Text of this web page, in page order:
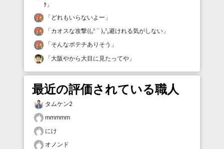
ｸ 」
「 どれもいらないよー 」
「カオスな攻撃((꜆꜄ ˙˙ )꜆꜄꜆避けれる気がしない 」
「そんなポテチありそう 」
「大阪やから大目に見たってや 」
最近の評価されている職人
タムケン2
mmmmm
にけ
オノンド